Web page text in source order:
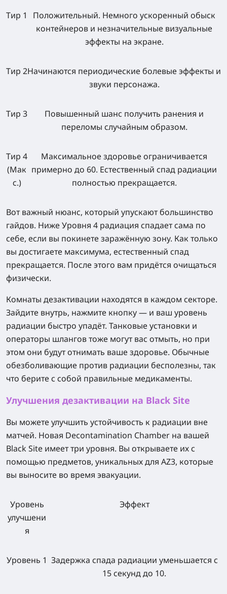
Тир 1
Положительный. Немного ускоренный обыск
контейнеров и незначительные визуальные
эффекты на экране.
Тир 2Начинаются периодические болевые эффекты и
звуки персонажа.
Тир 3
Повышенный шанс получить ранения и
переломы случайным образом.
Тир 4
(Мак
с.)
Максимальное здоровье ограничивается
примерно до 60. Естественный спад радиации
полностью прекращается.
Вот важный нюанс, который упускают большинство
гайдов. Ниже Уровня 4 радиация спадает сама по
себе, если вы покинете заражённую зону. Как только
вы достигаете максимума, естественный спад
прекращается. После этого вам придётся очищаться
физически.
Комнаты дезактивации находятся в каждом секторе.
Зайдите внутрь, нажмите кнопку — и ваш уровень
радиации быстро упадёт. Танковые установки и
операторы шлангов тоже могут вас отмыть, но при
этом они будут отнимать ваше здоровье. Обычные
обезболивающие против радиации бесполезны, так
что берите с собой правильные медикаменты.
Улучшения дезактивации на Black Site
Вы можете улучшить устойчивость к радиации вне
матчей. Новая Decontamination Chamber на вашей
Black Site имеет три уровня. Вы открываете их с
помощью предметов, уникальных для AZ3, которые
вы выносите во время эвакуации.
Уровень
улучшени
я
Эффект
Уровень 1 Задержка спада радиации уменьшается с
15 секунд до 10.